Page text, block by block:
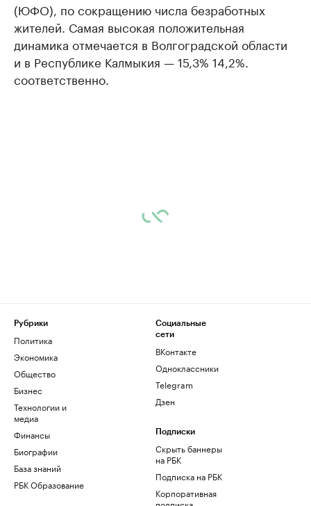
(ЮФО), по сокращению числа безработных
жителей. Самая высокая положительная
динамика отмечается в Волгоградской области
и в Республике Калмыкия — 15,3% 14,2%.
соответственно.
Рубрики
Политика
Экономика
Общество
Бизнес
Технологии и
медиа
Финансы
Биографии
База знаний
РБК Образование
Социальные
сети
ВКонтакте
Одноклассники
Telegram
Дзен
Подписки
Скрыть баннеры
на РБК
Подписка на РБК
Корпоративная